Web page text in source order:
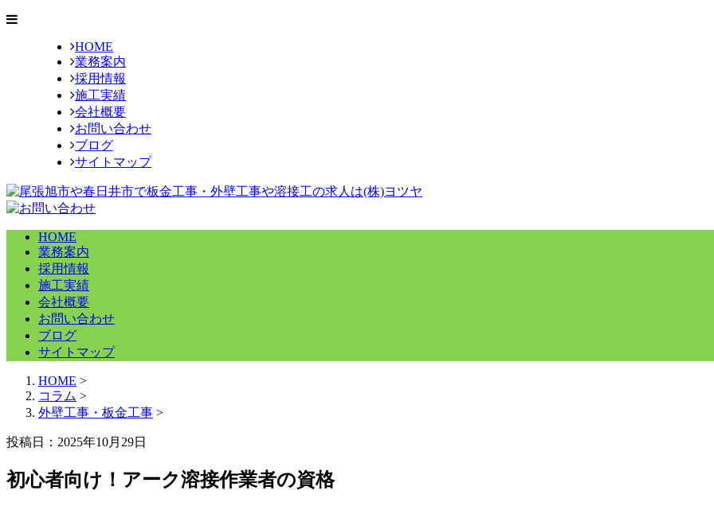
HOME
業務案内
採用情報
施工実績
会社概要
お問い合わせ
ブログ
サイトマップ
HOME
業務案内
採用情報
施工実績
会社概要
お問い合わせ
ブログ
サイトマップ
HOME >
コラム >
外壁工事・板金工事 >
投稿日：2025年10月29日
初心者向け！アーク溶接作業者の資格